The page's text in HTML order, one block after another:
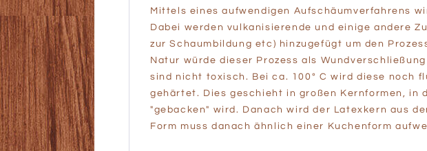
Mittels eines aufwendigen Aufschäumverfahrens
Dabei werden vulkanisierende und einige andere
zur Schaumbildung etc) hinzugefügt um den
Natur würde dieser Prozess als
sind nicht toxisch. Bei ca. 100° C wird diese noch
gehärtet. Dies geschieht in großen Kernformen, in
"gebacken" wird. Danach wird der Latexkern aus
Form muss danach ähnlich einer Kuchenform